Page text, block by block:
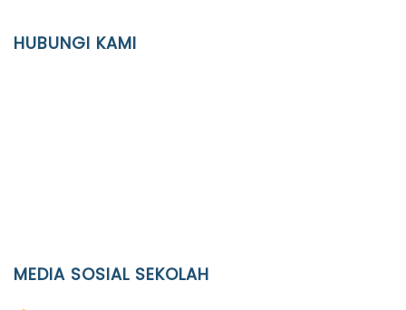
HUBUNGI KAMI
MEDIA SOSIAL SEKOLAH